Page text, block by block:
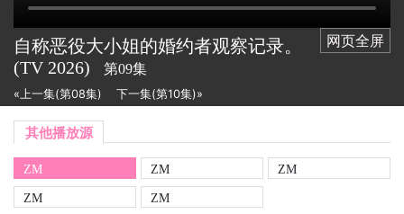
网页全屏
自称恶役大小姐的婚约者观察记录。
(TV 2026) 第09集
«上一集(第08集) 下一集(第10集)»
其他播放源
ZM ZM
ZM
ZM
ZM